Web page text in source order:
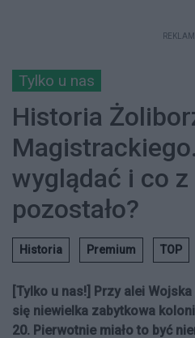
Bardzo ważna
Tylko u nas
Historia
wyglądać i co z
pozostało?
Historia Premium TOP
[Tylko u nas!] Przy alei
się niewielka zabytkowa
20. Pierwotnie miało to być